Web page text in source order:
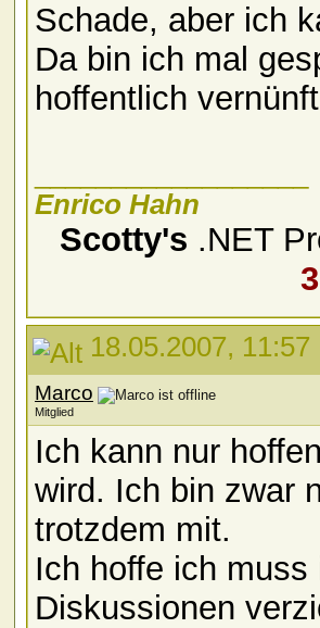
Schade, aber ich
Da bin ich mal
hoffentlich
Enrico Hahn
Scotty's .NET
18.05.2007, 11:57
Marco
Mitglied
Ich kann nur
wird. Ich bin zwar
trotzdem mit.
Ich hoffe ich
Diskussionen